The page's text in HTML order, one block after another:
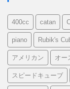
400cc catan
piano Rubik's
アメリカン オー
スピードキューブ